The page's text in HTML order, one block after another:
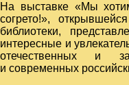
На выставке «Мы
согрето!»,
библиотеки,
интересные и
отечественных и
и современных